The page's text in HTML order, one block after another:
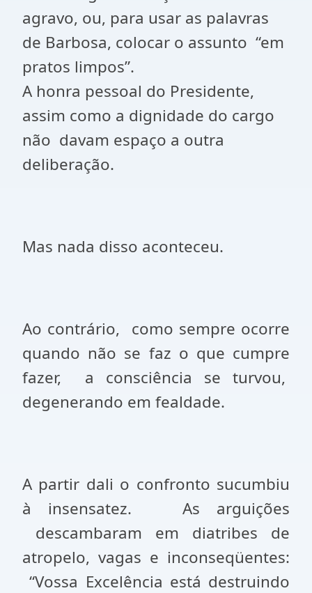
agravo, ou, para usar as palavras
de Barbosa, colocar o assunto “em
pratos limpos”.
A honra pessoal do Presidente,
assim como a dignidade do cargo
não davam espaço a outra
deliberação.
Mas nada disso aconteceu.
Ao contrário,
como sempre ocorre
quando não se faz o que cumpre
fazer,
a consciência se turvou,
degenerando em fealdade.
A partir dali o confronto sucumbiu
à insensatez.
As arguições
descambaram em diatribes de
atropelo, vagas e inconseqüentes:
“Vossa Excelência está destruindo